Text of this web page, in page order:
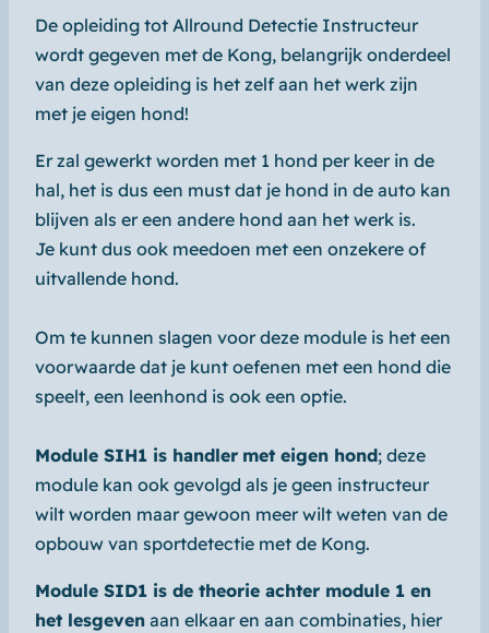
De opleiding tot Allround Detectie Instructeur
wordt gegeven met de Kong, belangrijk onderdeel
van deze opleiding is het zelf aan het werk zijn
met je eigen hond!
Er zal gewerkt worden met 1 hond per keer in de
hal, het is dus een must dat je hond in de auto kan
blijven als er een andere hond aan het werk is.
Je kunt dus ook meedoen met een onzekere of
uitvallende hond.
Om te kunnen slagen voor deze module is het een
voorwaarde dat je kunt oefenen met een hond die
speelt, een leenhond is ook een optie.
Module SIH1 is handler met eigen hond; deze
module kan ook gevolgd als je geen instructeur
wilt worden maar gewoon meer wilt weten van de
opbouw van sportdetectie met de Kong.
Module SID1 is de theorie achter module 1 en
het lesgeven aan elkaar en aan combinaties, hier